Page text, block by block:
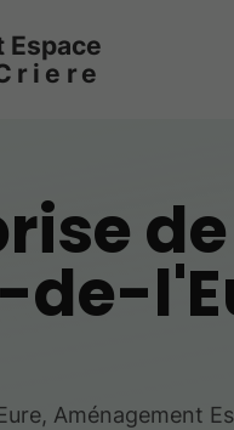
Espace
de-
Aménagement